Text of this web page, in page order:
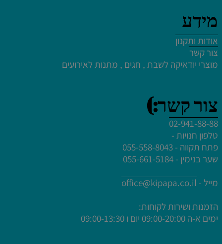
מידע
אודות ותקנון
צור קשר
מוצרי יודאיקה לשבת , חגים , מתנות לאירועים
צור קשר:)
02-941-88-88
טלפון חנויות -
פתח תקווה - 055-558-8043
שער בנימין - 055-661-5184
מייל - office@kipapa.co.il
הזמנות ושירות לקוחות:
ימים א-ה 09:00-20:00 יום ו 09:00-13:30
לחץ פעמיים לעריכת הטקסט
לחץ כאן
לחץ פעמיים לעריכת הטקסט
לחץ פעמיים לעריכת הטקסט
לחץ פעמיים לעריכת הטקסט
לחץ פעמיים לעריכת הטקסט